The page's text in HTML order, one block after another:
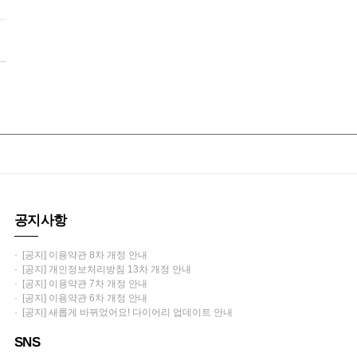
공지사항
· [공지] 이용약관 8차 개정 안내
· [공지] 개인정보처리방침 13차 개정 안내
· [공지] 이용약관 7차 개정 안내
· [공지] 이용약관 6차 개정 안내
· [공지] 새롭게 바뀌었어요! 다이어리 업데이트 안내
SNS